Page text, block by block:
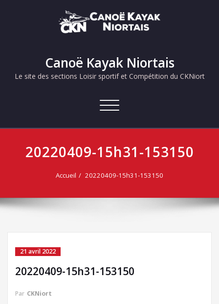
Canoë Kayak Niortais
Le site des sections Loisir sportif et Compétition du CKNiort
Afficher/masquer
navigation
20220409-15h31-153150
Accueil 20220409-15h31-153150
21 avril 2022
20220409-15h31-153150
Par CKNiort